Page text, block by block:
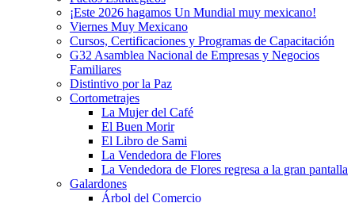
¡Este 2026 hagamos Un Mundial muy mexicano!
Viernes Muy Mexicano
Cursos, Certificaciones y Programas de Capacitación
G32 Asamblea Nacional de Empresas y Negocios
Familiares
Distintivo por la Paz
Cortometrajes
La Mujer del Café
El Buen Morir
El Libro de Sami
La Vendedora de Flores
La Vendedora de Flores regresa a la gran pantalla
Galardones
Árbol del Comercio